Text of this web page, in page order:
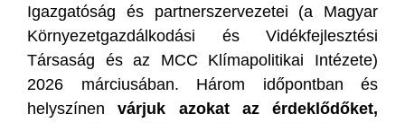
Igazgatóság és partnerszervezetei (a Magyar
Környezetgazdálkodási és Vidékfejlesztési
Társaság és az MCC Klímapolitikai Intézete)
2026 márciusában. Három időpontban és
helyszínenvárjuk azokat az érdeklődőket,